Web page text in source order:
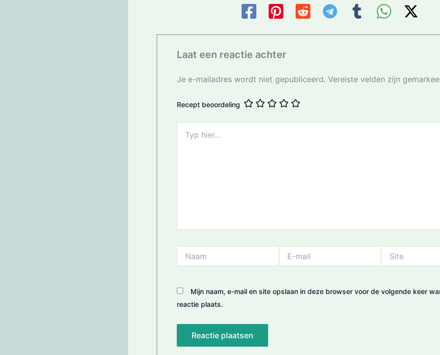
Laat een reactie achter
Je e-mailadres wordt niet gepubliceerd. Vereiste velden zijn
Recept beoordeling
hier...
mail
Mijn naam, e-mail en site opslaan in deze browser voor de volgende keer
reactie plaats.